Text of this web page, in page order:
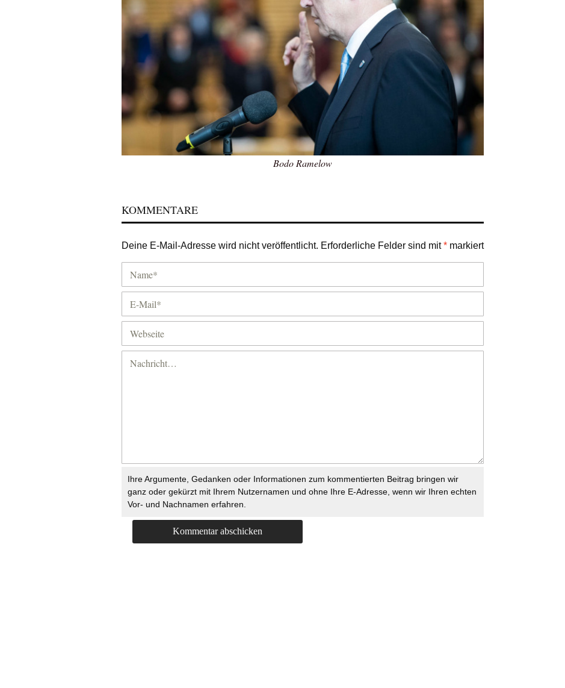
Bodo Ramelow
KOMMENTARE
Deine E-Mail-Adresse wird nicht veröffentlicht. Erforderliche Felder sind mit* markiert
Ihre Argumente, Gedanken oder Informationen zum kommentierten Beitrag bringen wir
ganz oder gekürzt mit Ihrem Nutzernamen und ohne Ihre E-Adresse, wenn wir Ihren echten
Vor- und Nachnamen erfahren.